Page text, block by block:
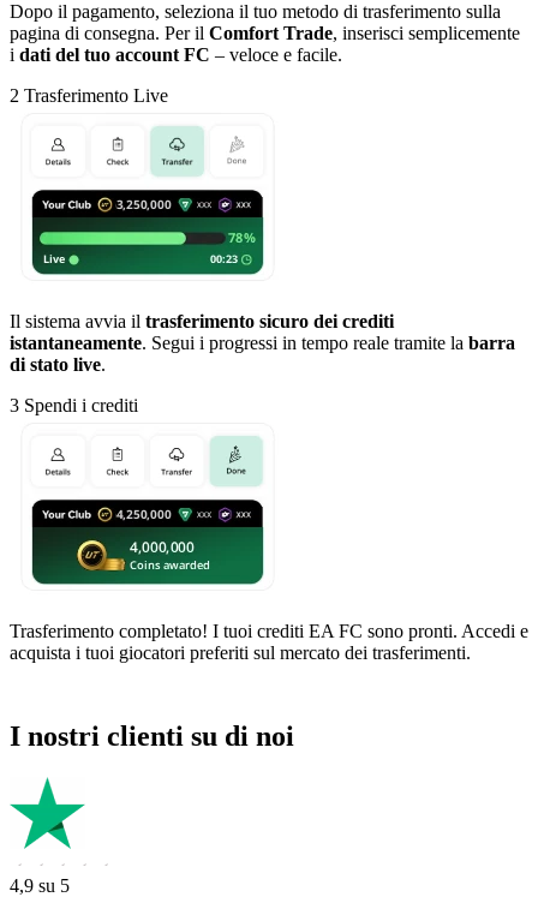
Dopo il pagamento, seleziona il tuo metodo di trasferimento sulla
pagina di consegna. Per il Comfort Trade, inserisci semplicemente
i dati del tuo account FC – veloce e facile.
2 Trasferimento Live
Il sistema avvia il trasferimento sicuro dei crediti
istantaneamente. Segui i progressi in tempo reale tramite la barra
di stato live.
3 Spendi i crediti
Trasferimento completato! I tuoi crediti EA FC sono pronti. Accedi e
acquista i tuoi giocatori preferiti sul mercato dei trasferimenti.
I nostri clienti su di noi
4,9 su 5